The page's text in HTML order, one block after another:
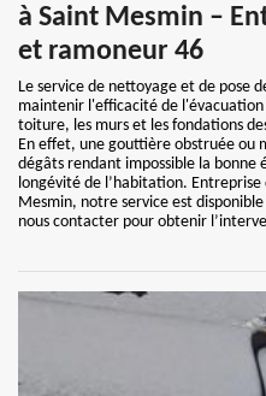
à Saint Mesmin –
et ramoneur 46
Le service de nettoyage et de pose
maintenir l'efficacité de
toiture, les murs et les fondations
En effet, une gouttière obstruée ou
dégâts rendant impossible la bonne
longévité de l’habitation.
Mesmin, notre service est
nous contacter pour obtenir